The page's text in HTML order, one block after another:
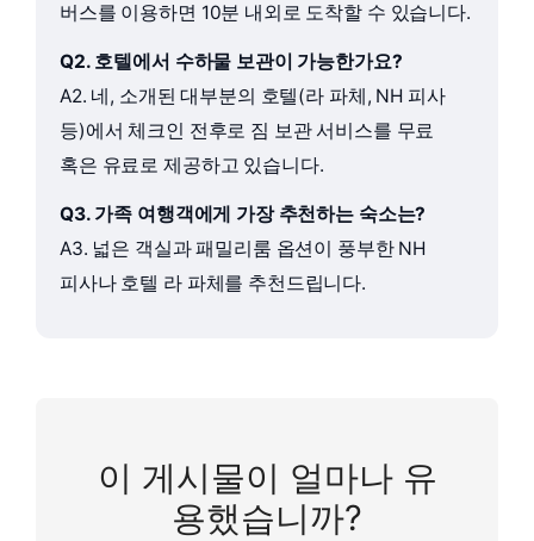
버스를 이용하면 10분 내외로 도착할 수 있습니다.
Q2. 호텔에서 수하물 보관이 가능한가요?
A2. 네, 소개된 대부분의 호텔(라 파체, NH 피사
등)에서 체크인 전후로 짐 보관 서비스를 무료
혹은 유료로 제공하고 있습니다.
Q3. 가족 여행객에게 가장 추천하는 숙소는?
A3. 넓은 객실과 패밀리룸 옵션이 풍부한 NH
피사나 호텔 라 파체를 추천드립니다.
이 게시물이 얼마나 유
용했습니까?